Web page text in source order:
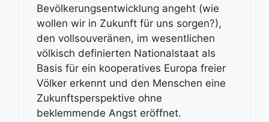
Bevölkerungsentwicklung angeht (wie
wollen wir in Zukunft für uns sorgen?),
den vollsouveränen, im wesentlichen
völkisch definierten Nationalstaat als
Basis für ein kooperatives Europa freier
Völker erkennt und den Menschen eine
Zukunftsperspektive ohne
beklemmende Angst eröffnet.